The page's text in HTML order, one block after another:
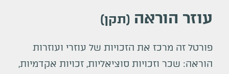
עוזר הוראה (תקן)
פורטל זה מרכז את הזכויות של עוזרי ועוזרות
הוראה: שכר וזכויות סוציאליות, זכויות אקדמיות,